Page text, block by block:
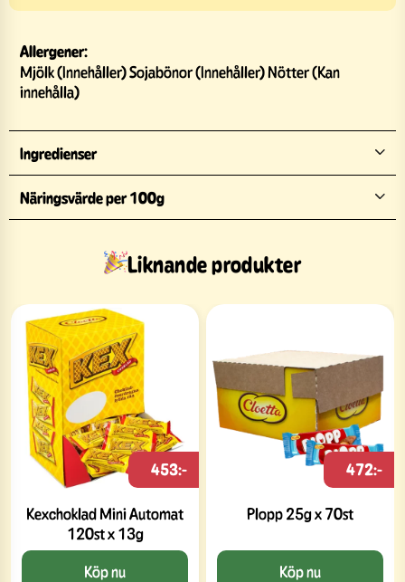
Allergener:
Mjölk (Innehåller) Sojabönor (Innehåller) Nötter (Kan
innehålla)
Ingredienser
Näringsvärde per 100g
Liknande produkter
Kexchoklad Mini Automat
120st x 13g
453:-
Köp nu
Plopp 25g x 70st
472:-
Köp nu